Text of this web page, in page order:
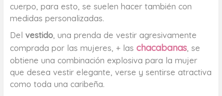
cuerpo, para esto, se suelen hacer también con
medidas personalizadas.
Del vestido, una prenda de vestir agresivamente
comprada por las mujeres, + las chacabanas, se
obtiene una combinación explosiva para la mujer
que desea vestir elegante, verse y sentirse atractiva
como toda una caribeña.